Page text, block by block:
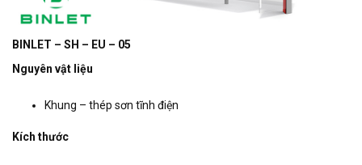
BINLET – SH – EU – 05
Nguyên vật liệu
Khung – thép sơn tĩnh điện
Kích thước